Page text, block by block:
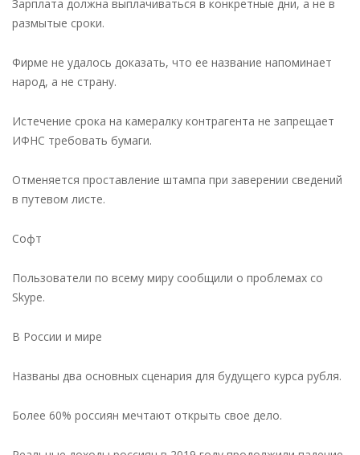
Зарплата должна выплачиваться в конкретные дни, а не в
размытые сроки.
Фирме не удалось доказать, что ее название напоминает
народ, а не страну.
Истечение срока на камералку контрагента не запрещает
ИФНС требовать бумаги.
Отменяется проставление штампа при заверении сведений
в путевом листе.
Софт
Пользователи по всему миру сообщили о проблемах со
Skype.
В России и мире
Названы два основных сценария для будущего курса рубля.
Более 60% россиян мечтают открыть свое дело.